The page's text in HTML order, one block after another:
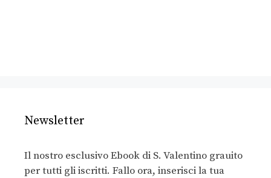
Newsletter
Il nostro esclusivo Ebook di S. Valentino grauito
per tutti gli iscritti. Fallo ora, inserisci la tua